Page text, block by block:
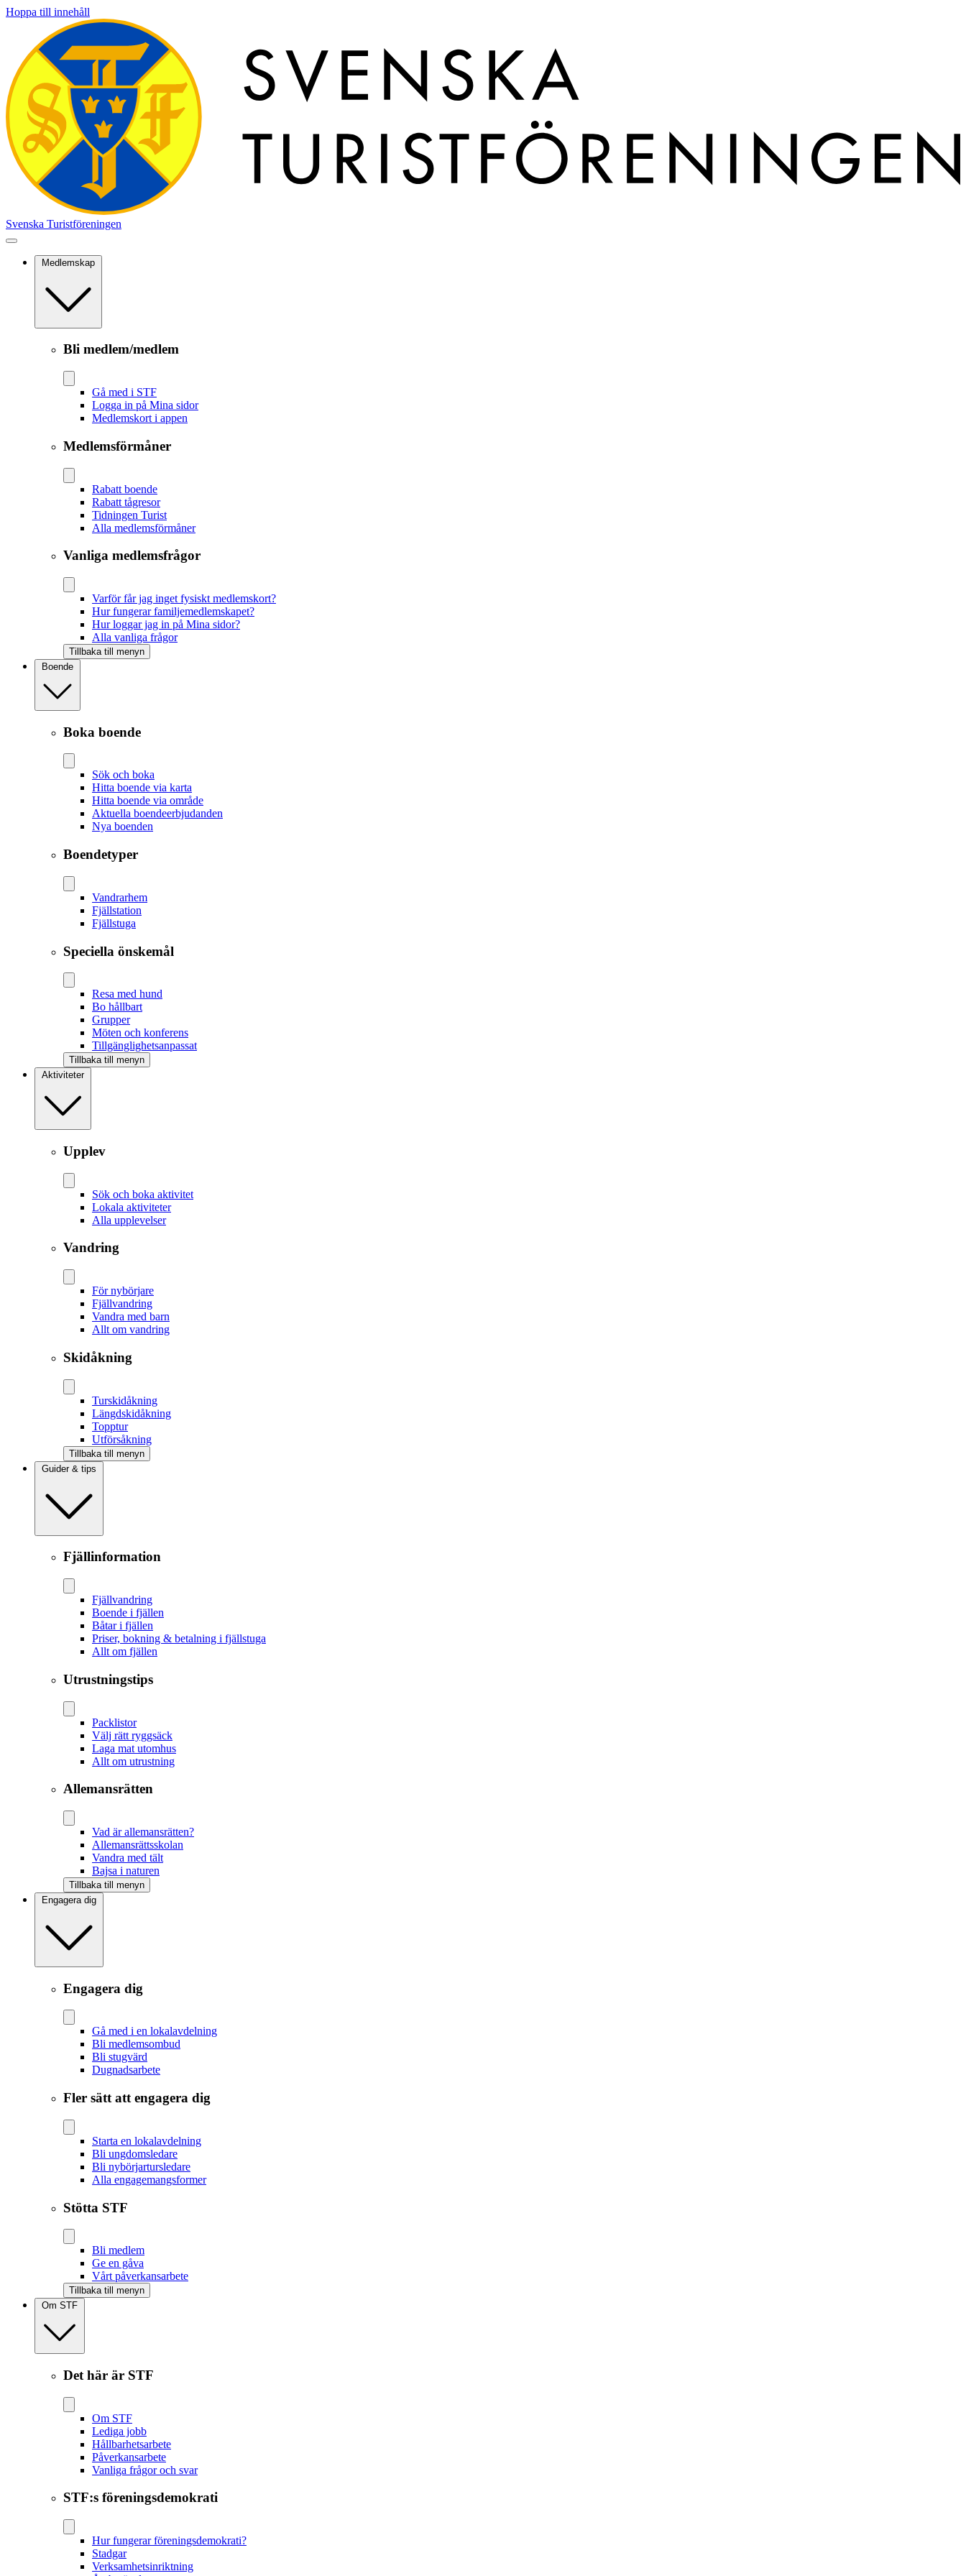
Hoppa till innehåll
Svenska Turistföreningen
Medlemskap
Bli medlem/medlem
Gå med i STF
Logga in på Mina sidor
Medlemskort i appen
Medlemsförmåner
Rabatt boende
Rabatt tågresor
Tidningen Turist
Alla medlemsförmåner
Vanliga medlemsfrågor
Varför får jag inget fysiskt medlemskort?
Hur fungerar familjemedlemskapet?
Hur loggar jag in på Mina sidor?
Alla vanliga frågor
Tillbaka till menyn
Boende
Boka boende
Sök och boka
Hitta boende via karta
Hitta boende via område
Aktuella boendeerbjudanden
Nya boenden
Boendetyper
Vandrarhem
Fjällstation
Fjällstuga
Speciella önskemål
Resa med hund
Bo hållbart
Grupper
Möten och konferens
Tillgänglighetsanpassat
Tillbaka till menyn
Aktiviteter
Upplev
Sök och boka aktivitet
Lokala aktiviteter
Alla upplevelser
Vandring
För nybörjare
Fjällvandring
Vandra med barn
Allt om vandring
Skidåkning
Tur­skidåkning
Längd­skidåkning
Topptur
Utförsåkning
Tillbaka till menyn
Guider & tips
Fjällinformation
Fjällvandring
Boende i fjällen
Båtar i fjällen
Priser, bokning & betalning i fjällstuga
Allt om fjällen
Utrustningstips
Packlistor
Välj rätt ryggsäck
Laga mat utomhus
Allt om utrustning
Allemansrätten
Vad är allemansrätten?
Allemansrättsskolan
Vandra med tält
Bajsa i naturen
Tillbaka till menyn
Engagera dig
Engagera dig
Gå med i en lokalavdelning
Bli medlemsombud
Bli stugvärd
Dugnadsarbete
Fler sätt att engagera dig
Starta en lokalavdelning
Bli ungdomsledare
Bli nybörjartursledare
Alla engagemangsformer
Stötta STF
Bli medlem
Ge en gåva
Vårt påverkansarbete
Tillbaka till menyn
Om STF
Det här är STF
Om STF
Lediga jobb
Hållbarhetsarbete
Påverkansarbete
Vanliga frågor och svar
STF:s föreningsdemokrati
Hur fungerar föreningsdemokrati?
Stadgar
Verksamhetsinriktning